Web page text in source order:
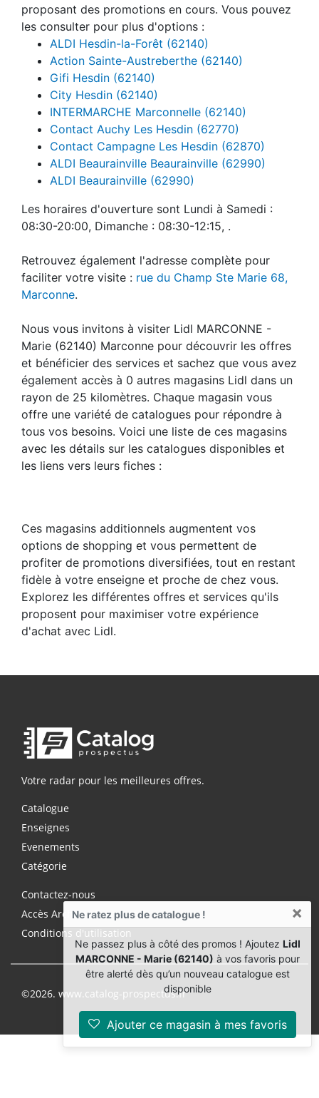
Ne ratez plus de catalogue ! ×
Ne passez plus à côté des promos ! Ajoutez Lidl
MARCONNE - Marie (62140) à vos favoris pour
être alerté dès qu’un nouveau catalogue est
disponible
Ajouter ce magasin à mes favoris
proposant des promotions en cours. Vous pouvez
les consulter pour plus d'options :
ALDI Hesdin-la-Forêt (62140)
Action Sainte-Austreberthe (62140)
Gifi Hesdin (62140)
City Hesdin (62140)
INTERMARCHE Marconnelle (62140)
Contact Auchy Les Hesdin (62770)
Contact Campagne Les Hesdin (62870)
ALDI Beaurainville Beaurainville (62990)
ALDI Beaurainville (62990)
Les horaires d'ouverture sont Lundi à Samedi :
08:30-20:00, Dimanche : 08:30-12:15, .
Retrouvez également l'adresse complète pour
faciliter votre visite : rue du Champ Ste Marie 68,
Marconne.
Nous vous invitons à visiter Lidl MARCONNE -
Marie (62140) Marconne pour découvrir les offres
et bénéficier des services et sachez que vous avez
également accès à 0 autres magasins Lidl dans un
rayon de 25 kilomètres. Chaque magasin vous
offre une variété de catalogues pour répondre à
tous vos besoins. Voici une liste de ces magasins
avec les détails sur les catalogues disponibles et
les liens vers leurs fiches :
Ces magasins additionnels augmentent vos
options de shopping et vous permettent de
profiter de promotions diversifiées, tout en restant
fidèle à votre enseigne et proche de chez vous.
Explorez les différentes offres et services qu'ils
proposent pour maximiser votre expérience
d'achat avec Lidl.
Votre radar pour les meilleures offres.
Catalogue
Enseignes
Evenements
Catégorie
Contactez-nous
Accès Archives Premium
Conditions d'utilisation
©2026. www.catalog-prospectus.fr